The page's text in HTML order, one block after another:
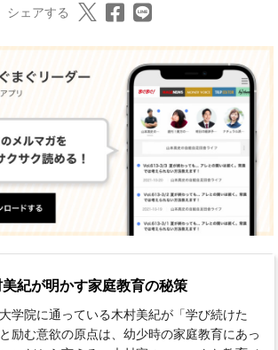
シェアする
紀が明かす家庭教育の秘策
学院に通っている木村美紀が「学び続けた
励む意欲の原点は、幼少時の家庭教育にあっ